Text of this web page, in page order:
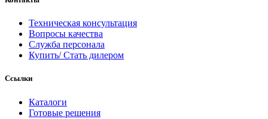
Техническая консультация
Вопросы качества
Служба персонала
Купить/ Стать дилером
Ссылки
Каталоги
Готовые решения